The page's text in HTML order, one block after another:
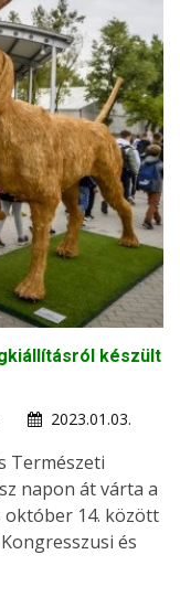
készült
2023.01.03.
Természeti
napon át várta a
október 14. között
és